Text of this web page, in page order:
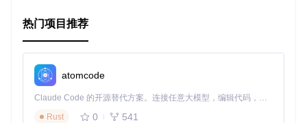
项目特点
模型，适应各种复杂的研究需求。
可扩展性：模块化设计使得添加新的协议和算法变得简
热门项目推荐
atomcode
Claude Code 的开源替代方案。连接任意大模型，编辑代码，运行命令，自动验证 — 全自动执行。用 Rust 构建，极致性能。 ｜ An open-source alternative to Claude Code. Connect any LLM, edit code, run commands, and verify changes — autonomously. Built in Rust for speed. Get Started
Rust
0 541